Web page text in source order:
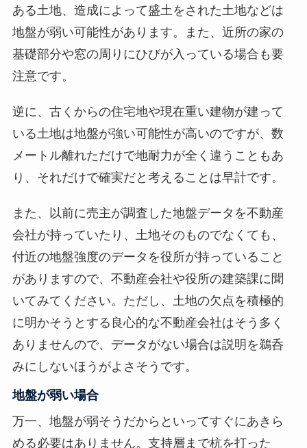
ある土地、造成によって盛土をされた土地などは
地盤が弱い可能性があります。また、近所の家の
基礎部分や窓の周りにひびが入っている場合も要
注意です。
逆に、古くからの住宅地や現在重い建物が建って
いる土地は地盤が強い可能性が高いのですが、数
メートル離れただけで地耐力が全く違うこともあ
り、それだけで確実だと考えることは早計です。
また、以前に売主が調査した地盤データを不動産
会社が持っていたり、土地そのものでなくても、
付近の地盤強度のデータを役所が持っていること
がありますので、不動産会社や役所の建築課に聞
いてみてください。ただし、土地の欠点を積極的
に明かそうとする良心的な不動産会社はそう多く
ありませんので、データがない場合は説明を鵜呑
みにしないほうがよさそうです。
地盤が弱い場合
万一、地盤が弱そうだからといってすぐにあきら
める必要はありません。支持層まで杭を打った